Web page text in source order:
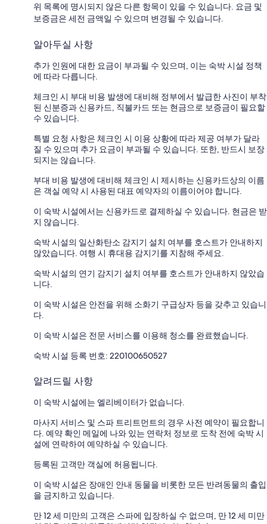
위 목록에 명시되지 않은 다른 항목이 있을 수 있습니다. 요금 및
보증금은 세전 금액일 수 있으며 변경될 수 있습니다.
알아두실 사항
추가 인원에 대한 요금이 부과될 수 있으며, 이는 숙박 시설 정책
에 따라 다릅니다.
체크인 시 부대 비용 발생에 대비해 정부에서 발급한 사진이 부착
된 신분증과 신용카드, 직불카드 또는 현금으로 보증금이 필요할
수 있습니다.
특별 요청 사항은 체크인 시 이용 상황에 따라 제공 여부가 달라
질 수 있으며 추가 요금이 부과될 수 있습니다. 또한, 반드시 보장
되지는 않습니다.
부대 비용 발생에 대비해 체크인 시 제시하는 신용카드상의 이름
은 객실 예약 시 사용된 대표 예약자의 이름이어야 합니다.
이 숙박 시설에서는 신용카드로 결제하실 수 있습니다. 현금은 받
지 않습니다.
숙박 시설의 일산화탄소 감지기 설치 여부를 호스트가 안내하지
않았습니다. 여행 시 휴대용 감지기를 지참해 주세요.
숙박 시설의 연기 감지기 설치 여부를 호스트가 안내하지 않았습
니다.
이 숙박 시설은 안전을 위해 소화기 구급상자 등을 갖추고 있습니
다.
이 숙박 시설은 전문 서비스를 이용해 청소를 완료했습니다.
숙박 시설 등록 번호: 220100650527
알려드릴 사항
이 숙박 시설에는 엘리베이터가 없습니다.
마사지 서비스 및 스파 트리트먼트의 경우 사전 예약이 필요합니
다. 예약 확인 메일에 나와 있는 연락처 정보로 도착 전에 숙박 시
설에 연락하여 예약하실 수 있습니다.
등록된 고객만 객실에 허용됩니다.
이 숙박 시설은 장애인 안내 동물을 비롯한 모든 반려동물의 출입
을 금지하고 있습니다.
만 12 세 미만의 고객은 스파에 입장하실 수 없으며, 만 12 세 미만